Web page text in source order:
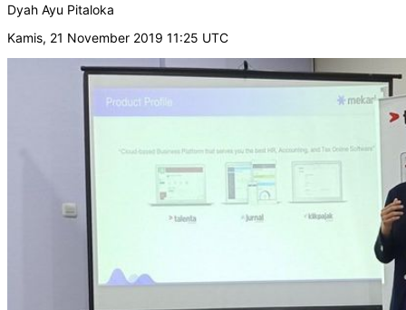
Dyah Ayu Pitaloka
Kamis, 21 November 2019 11:25 UTC